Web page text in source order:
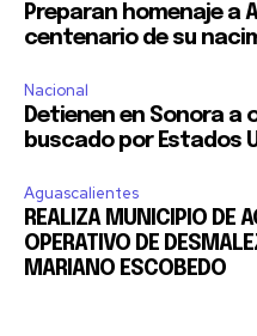
Preparan homenaje a
centenario de su
Nacional
Detienen en Sonora
buscado por Estados
Aguascalientes
REALIZA MUNICIPIO DE
OPERATIVO DE
MARIANO ESCOBEDO